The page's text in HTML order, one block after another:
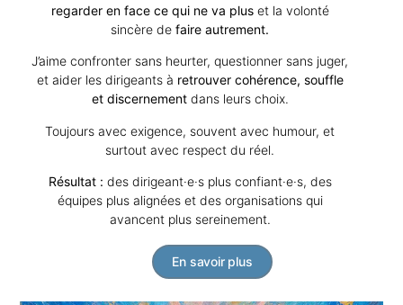
regarder en face ce qui ne va plus et la volonté
sincère defaire autrement.
J’aime confronter sans heurter, questionner sans juger,
et aider les dirigeants à retrouver cohérence, souffle
et discernementdans leurs choix.
Toujours avec exigence, souvent avec humour, et
surtout avec respect du réel.
Résultat : des dirigeant·e·s plus confiant·e·s, des
équipes plus alignées et des organisations qui
avancent plus sereinement.
En savoir plus